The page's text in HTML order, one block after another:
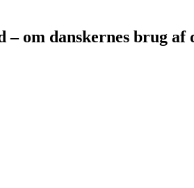
om danskernes brug af